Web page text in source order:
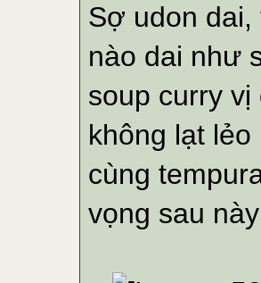
Sợ udon
nào dai như
soup curry
không lạt
cùng
vọng sau